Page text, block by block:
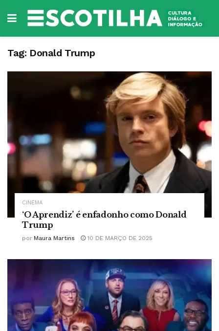
Tag: Donald Trump
CINEMA
‘O Aprendiz’ é enfadonho como Donald
Trump
por Maura Martins 10 DE MARÇO DE 2025